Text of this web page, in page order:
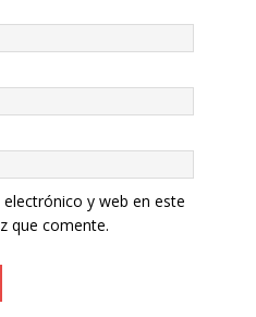
y web en este
que comente.